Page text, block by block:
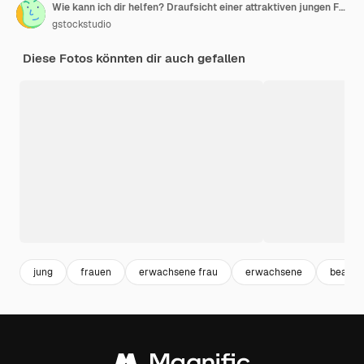
Wie kann ich dir helfen? Draufsicht einer attraktiven jungen Frau, die ihre Brille einstellt und die Kamera mit einem Lächeln betrachtet, während sie vor grauem Hintergrund steht
gstockstudio
Diese Fotos könnten dir auch gefallen
jung frauen erwachsene frau erwachsene